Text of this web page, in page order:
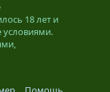
18 лет и